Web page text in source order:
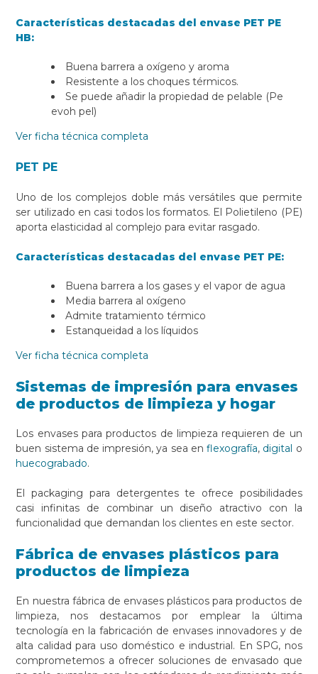
Características destacadas del envase PET PE
HB:
Buena barrera a oxígeno y aroma
Resistente a los choques térmicos.
Se puede añadir la propiedad de pelable (Pe
evoh pel)
Ver ficha técnica completa
PET PE
Uno de los complejos doble más versátiles que permite
ser utilizado en casi todos los formatos. El Polietileno (PE)
aporta elasticidad al complejo para evitar rasgado.
Características destacadas del envase PET PE:
Buena barrera a los gases y el vapor de agua
Media barrera al oxígeno
Admite tratamiento térmico
Estanqueidad a los líquidos
Ver ficha técnica completa
Sistemas de impresión para envases
de productos de limpieza y hogar
Los envases para productos de limpieza requieren de un
buen sistema de impresión, ya sea enflexografía, digital o
huecograbado.
El packaging para detergentes te ofrece posibilidades
casi infinitas de combinar un diseño atractivo con la
funcionalidad que demandan los clientes en este sector.
Fábrica de envases plásticos para
productos de limpieza
En nuestra fábrica de envases plásticos para productos de
limpieza, nos destacamos por emplear la última
tecnología en la fabricación de envases innovadores y de
alta calidad para uso doméstico e industrial. En SPG, nos
comprometemos a ofrecer soluciones de envasado que